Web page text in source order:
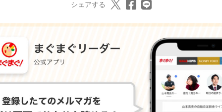
シェアする